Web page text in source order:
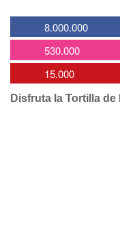
8.000.000
530.000
15.000
Disfruta la Tortilla